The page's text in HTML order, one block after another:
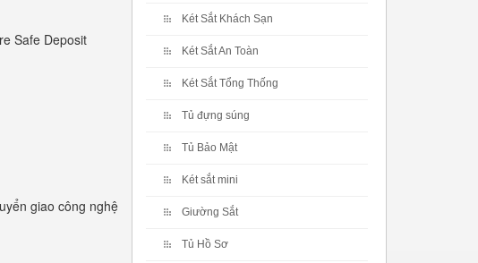
Safe Deposit
giao công nghệ
Két Sắt Khách Sạn
Két Sắt An Toàn
Két Sắt Tổng Thống
Tủ đựng súng
Tủ Bảo Mật
Két sắt mini
Giường Sắt
Tủ Hồ Sơ